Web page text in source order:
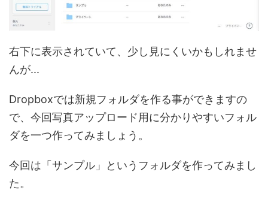
右下に表示されていて、少し見にくいかもしれませ
んが...
Dropboxでは新規フォルダを作る事ができますの
で、今回写真アップロード用に分かりやすいフォル
ダを一つ作ってみましょう。
今回は「サンプル」というフォルダを作ってみまし
た。